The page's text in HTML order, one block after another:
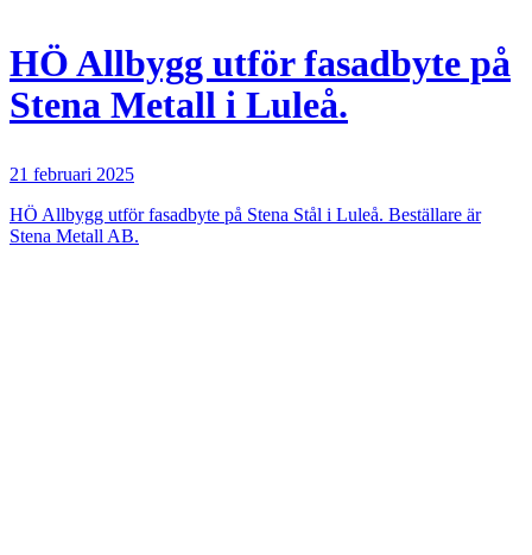
HÖ Allbygg utför fasadbyte på
Stena Metall i Luleå.
21 februari 2025
HÖ Allbygg utför fasadbyte på Stena Stål i Luleå. Beställare är
Stena Metall AB.